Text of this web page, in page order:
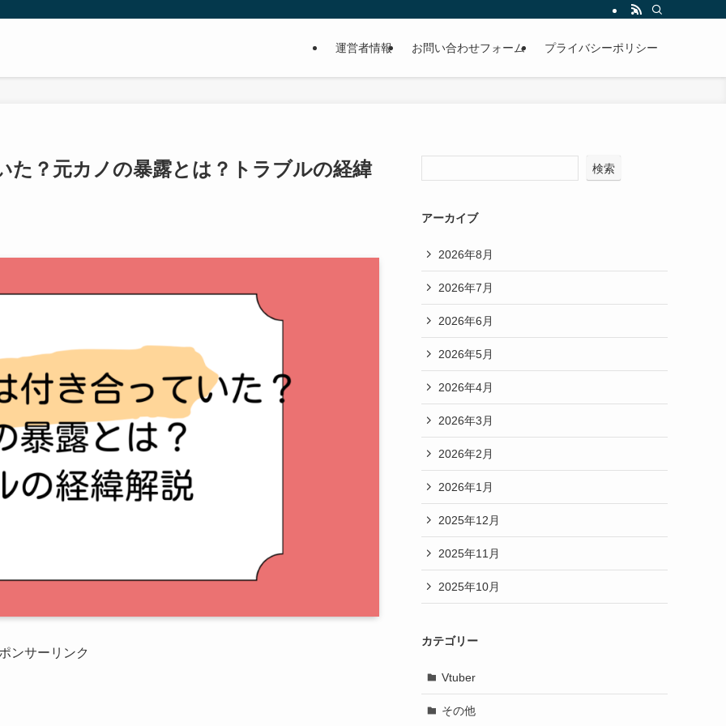
運営者情報 お問い合わせフォーム プライバシーポリシー
た？元カノの暴露とは？トラブルの経緯
ンサーリンク
検索
アーカイブ
2026年8月
2026年7月
2026年6月
2026年5月
2026年4月
2026年3月
2026年2月
2026年1月
2025年12月
2025年11月
2025年10月
カテゴリー
Vtuber
その他